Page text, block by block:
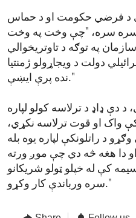
د فرضي حکومت او د حماس
سره سره، "چې وخت په وخت
په توګه د تاوتریخوالي
دولت د ویجاړولو ژمنتیا
نده پرې ایښې."
د دې ډاډ د ترلاسه کولو لپاره
واک او قوت ترلاسه نکړي،
د راتلونکې لپاره یوه بله
دا هغه څه دي چې موږ ورته
کې له خپلو ټولو شریکانو
سره ورباندې کار وکړو."